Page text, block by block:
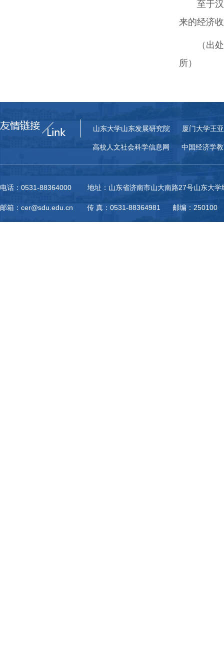
至于
来的经济
（出
所）
山东大学山东发展研究院 厦门大学王
高校人文社会科学信息网 中国经济学
电话：0531-88364000 地址：山东省济南市山大南路27号山东大学
邮箱：cer@sdu.edu.cn 传 真：0531-88364981 邮编：250100